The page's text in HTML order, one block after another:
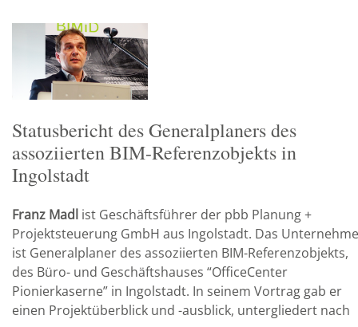
Statusbericht des Generalplaners des
assoziierten BIM-Referenzobjekts in
Ingolstadt
Franz Madl ist Geschäftsführer der pbb Planung +
Projektsteuerung GmbH aus Ingolstadt. Das
ist Generalplaner des assoziierten BIM-Referenzobjekts,
des Büro- und Geschäftshauses “OfficeCenter
Pionierkaserne” in Ingolstadt. In seinem Vortrag gab er
einen Projektüberblick und -ausblick, untergliedert nach